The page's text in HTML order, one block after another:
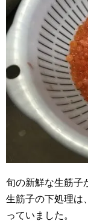
旬の新鮮な生筋子
生筋子の下処理は
っていました。